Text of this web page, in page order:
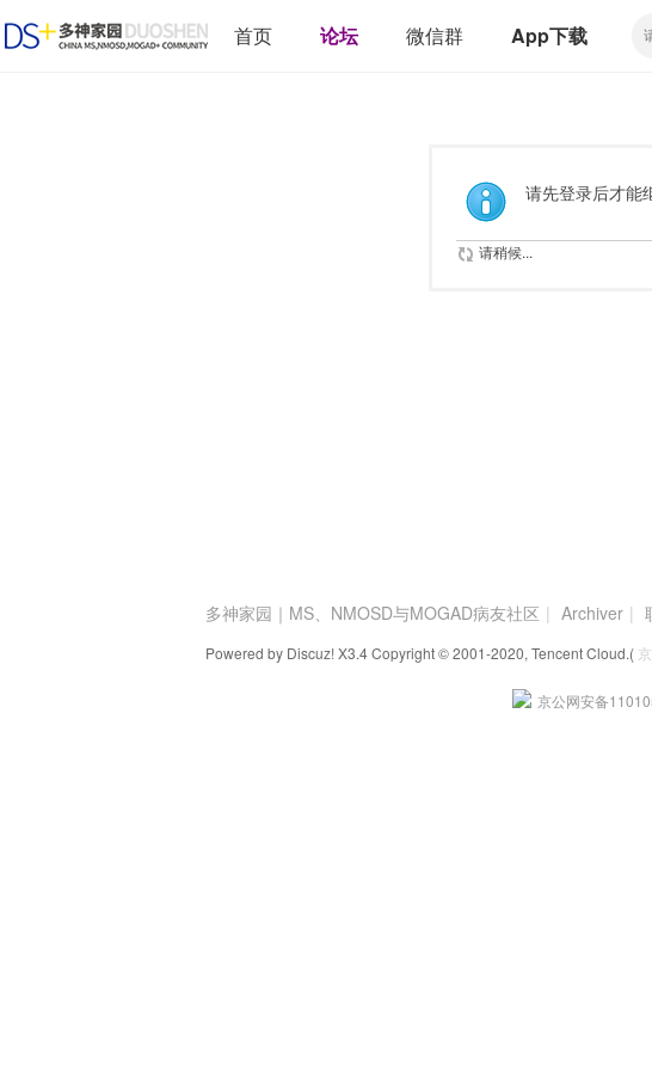
首页 论坛 微信群 App下载
请先登录后才能
请稍候...
多神家园｜MS、NMOSD与MOGAD病友社区 | Archiver |
Powered by Discuz! X3.4 Copyright © 2001-2020, Tencent Cloud.(
京公网安备